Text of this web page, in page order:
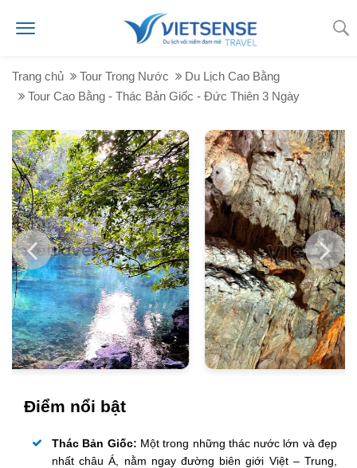
Trang chủ Tour Trong Nước
Du Lịch Cao Bằng
Tour Cao Bằng - Thác Bản Giốc - Đức Thiên 3 Ngày
Điểm nổi bật
Thác Bản Giốc: Một trong những thác nước lớn và đẹp
nhất châu Á, nằm ngay đường biên giới Việt – Trung,